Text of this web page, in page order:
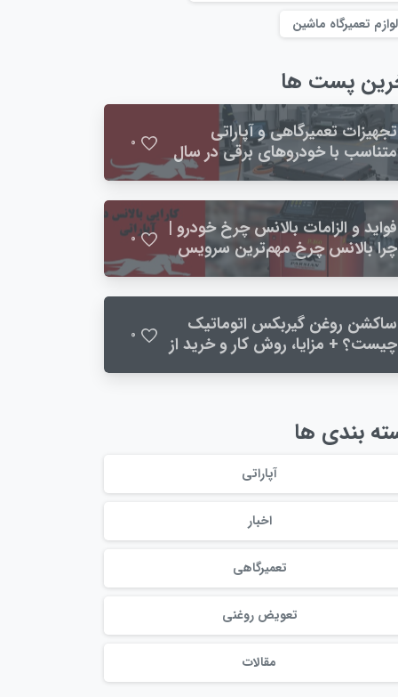
لوازم تعمیرگاه ماشین
پست ها
تجهیزات تعمیرگاهی و آپاراتی
متناسب با خودروهای برقی در سال
۱۴۰۴
0
فواید و الزامات بالانس چرخ خودرو |
چرا بالانس چرخ مهم‌ترین سرویس
دوره‌ای خودرو است؟
0
ساکشن روغن گیربکس اتوماتیک
چیست؟ + مزایا، روش کار و خرید از
0
بندی ها
آپاراتی
اخبار
تعمیرگاهی
تعویض روغنی
مقالات